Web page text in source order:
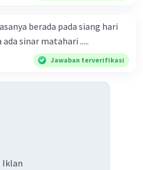
berada pada siang hari
sinar matahari .....
Jawaban terverifikasi
Iklan